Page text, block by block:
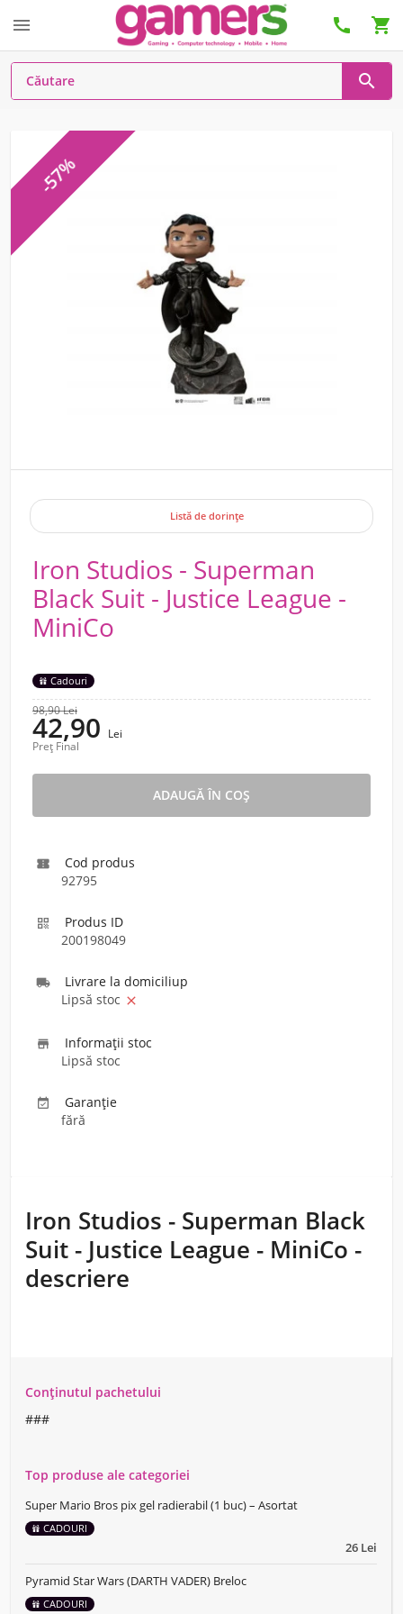
  

-57%
Listă de dorințe
Iron Studios - Superman
Black Suit - Justice League -
MiniCo
Cadouri
98,90 Lei
42,90 Lei
Preț Final

Cod produs
92795

Produs ID
200198049
 Livrare la domiciliup
Lipsă stoc 

Informaţii stoc
Lipsă stoc

Garanție
fără
Iron Studios - Superman Black
Suit - Justice League - MiniCo -
descriere
Conținutul pachetului
###
Top produse ale categoriei
26 Lei
Super Mario Bros pix gel radierabil (1 buc) – Asortat
CADOURI
Pyramid Star Wars (DARTH VADER) Breloc
CADOURI